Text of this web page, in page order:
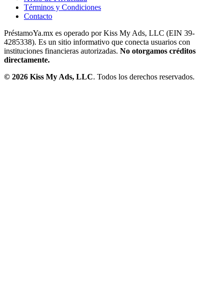
Términos y Condiciones
Contacto
PréstamoYa.mx es operado por Kiss My Ads, LLC (EIN 39-
4285338). Es un sitio informativo que conecta usuarios con
instituciones financieras autorizadas. No otorgamos créditos
directamente.
© 2026 Kiss My Ads, LLC. Todos los derechos reservados.